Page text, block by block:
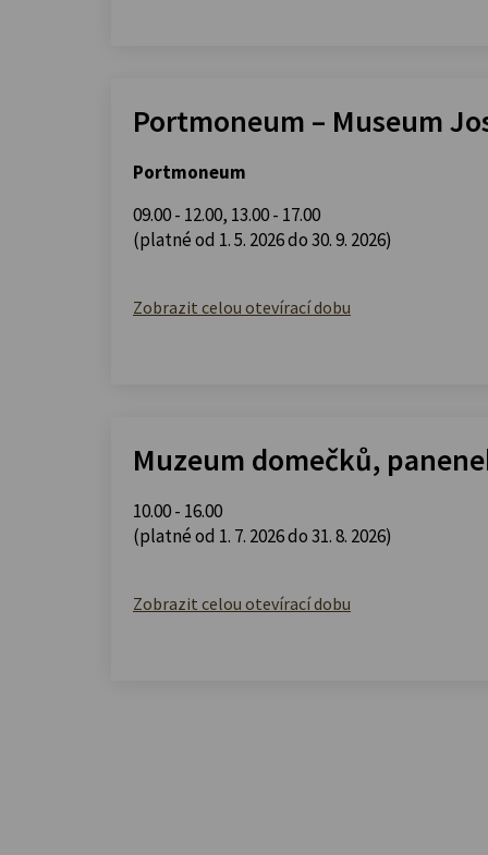
Portmoneum – Museum
Portmoneum
09.00 - 12.00, 13.00 - 17.00
(platné od 1. 5. 2026 do 30. 9. 2026)
Zobrazit celou otevírací dobu
Muzeum domečků,
10.00 - 16.00
(platné od 1. 7. 2026 do 31. 8. 2026)
Zobrazit celou otevírací dobu